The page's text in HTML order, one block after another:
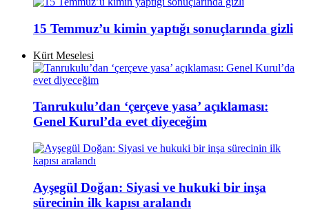
15 Temmuz’u kimin yaptığı sonuçlarında gizli
Kürt Meselesi
Tanrukulu’dan ‘çerçeve yasa’ açıklaması:
Genel Kurul’da evet diyeceğim
Ayşegül Doğan: Siyasi ve hukuki bir inşa
sürecinin ilk kapısı aralandı